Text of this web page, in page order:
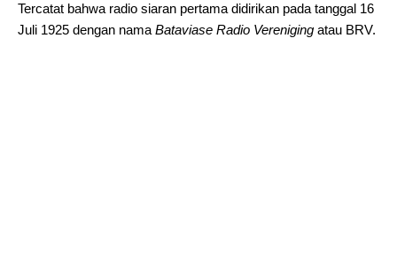
Tercatat bahwa radio siaran pertama didirikan pada tanggal 16
Juli 1925 dengan nama Bataviase Radio Vereniging atau BRV.